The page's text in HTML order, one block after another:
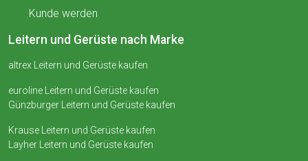
Kunde werden
Leitern und Gerüste nach Marke
altrex Leitern und Gerüste kaufen
euroline Leitern und Gerüste kaufen
Günzburger Leitern und Gerüste kaufen
Krause Leitern und Gerüste kaufen
Layher Leitern und Gerüste kaufen